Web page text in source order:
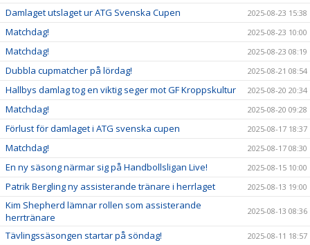
Damlaget utslaget ur ATG Svenska Cupen 2025-08-23 15:38
Matchdag! 2025-08-23 10:00
Matchdag! 2025-08-23 08:19
Dubbla cupmatcher på lördag! 2025-08-21 08:54
Hallbys damlag tog en viktig seger mot GF Kroppskultur 2025-08-20 20:34
Matchdag! 2025-08-20 09:28
Förlust för damlaget i ATG svenska cupen 2025-08-17 18:37
Matchdag! 2025-08-17 08:30
En ny säsong närmar sig på Handbollsligan Live! 2025-08-15 10:00
Patrik Bergling ny assisterande tränare i herrlaget 2025-08-13 19:00
Kim Shepherd lämnar rollen som assisterande
herrtränare
2025-08-13 08:36
Tävlingssäsongen startar på söndag! 2025-08-11 18:57